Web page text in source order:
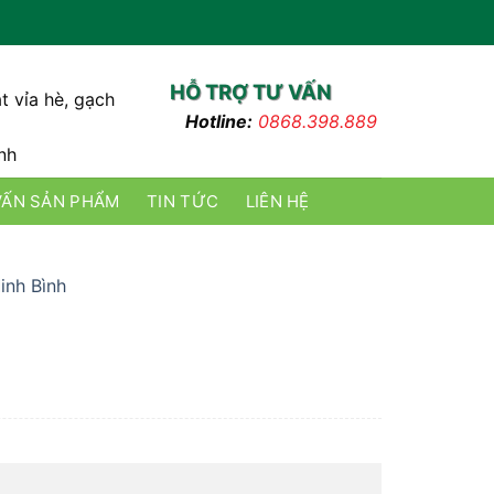
vỉa hè, gạch
HỖ TRỢ TƯ VẤN
Hotline:
SẢN PHẨM TIN TỨC LIÊN HỆ
Bình